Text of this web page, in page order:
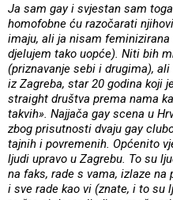
Ja sam gay i svjestan sam
homofobne ću razočarati
imaju, ali ja nisam
djelujem tako uopće). Niti bih
(priznavanje sebi i drugima),
iz Zagreba, star 20 godina koji
straight društva prema nama
takvih». Najjača gay scena u
zbog prisutnosti dvaju gay
tajnih i povremenih. Općenito
ljudi upravo u Zagrebu. To su
na faks, rade s vama, izlaze
i sve rade kao vi (znate, i to su